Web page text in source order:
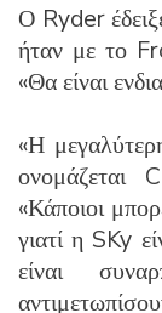
Ο Ryder
ήταν με το
«Θα είναι
«Η
«Κάποιοι
γιατί η SKy
είναι